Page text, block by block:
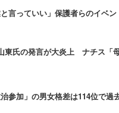
児童数は、自治体ごと
待機児童数の動向は
言っていい」保護者らのイベ
東氏の発言が大炎上 ナチス「
参加」の男女格差は114位で